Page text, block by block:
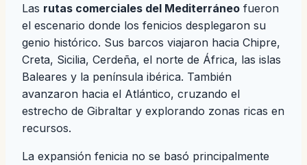
Las rutas comerciales del Mediterráneo fueron
el escenario donde los fenicios desplegaron su
genio histórico. Sus barcos viajaron hacia Chipre,
Creta, Sicilia, Cerdeña, el norte de África, las islas
Baleares y la península ibérica. También
avanzaron hacia el Atlántico, cruzando el
estrecho de Gibraltar y explorando zonas ricas en
recursos.
La expansión fenicia no se basó principalmente